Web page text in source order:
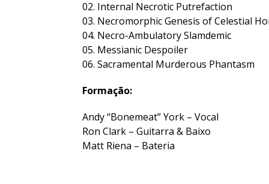
02. Internal Necrotic Putrefaction
03. Necromorphic Genesis of Celestial
04. Necro-Ambulatory Slamdemic
05. Messianic Despoiler
06. Sacramental Murderous Phantasm
Formação:
Andy “Bonemeat” York – Vocal
Ron Clark – Guitarra & Baixo
Matt Riena – Bateria